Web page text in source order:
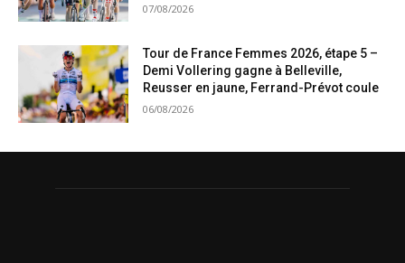
07/08/2026
Tour de France Femmes 2026, étape 5 –
Demi Vollering gagne à Belleville,
Reusser en jaune, Ferrand-Prévot coule
06/08/2026